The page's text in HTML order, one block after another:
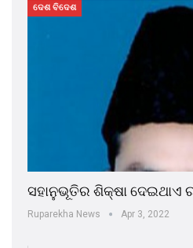
ଦେଶ ବିଦେଶ
ସହାନୁଭୂତିର ଶିକ୍ଷା ଦେଇଥାଏ
Ruparekha News Apr 3, 2022